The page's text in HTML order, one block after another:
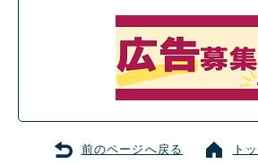
前のページへ戻る ト